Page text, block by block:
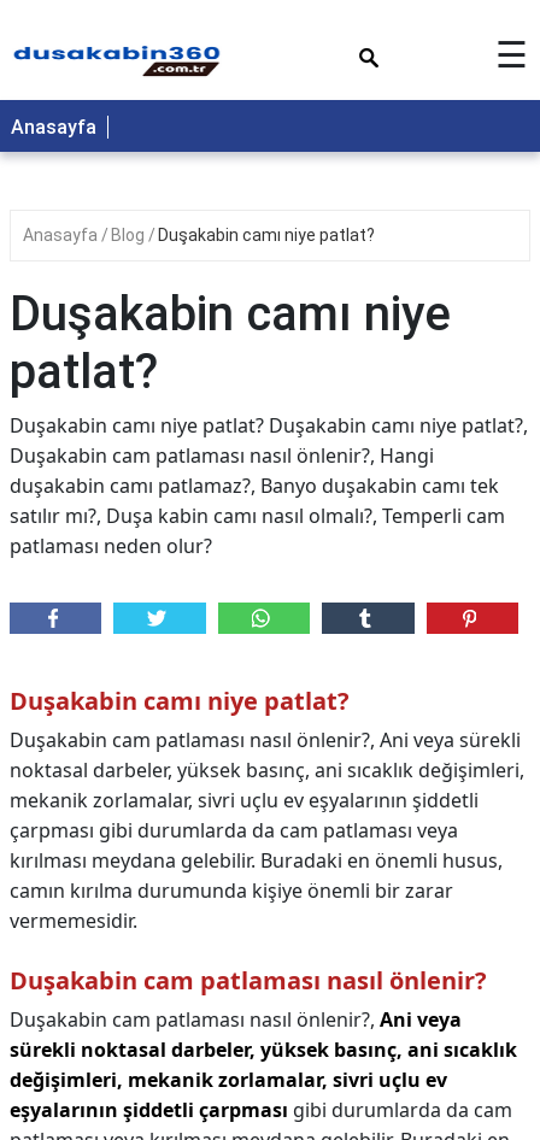
☰
Anasayfa
Anasayfa Blog Duşakabin camı niye patlat?
Duşakabin camı niye
patlat?
Duşakabin camı niye patlat? Duşakabin camı niye patlat?,
Duşakabin cam patlaması nasıl önlenir?, Hangi
duşakabin camı patlamaz?, Banyo duşakabin camı tek
satılır mı?, Duşa kabin camı nasıl olmalı?, Temperli cam
patlaması neden olur?
Duşakabin camı niye patlat?
Duşakabin cam patlaması nasıl önlenir?, Ani veya sürekli
noktasal darbeler, yüksek basınç, ani sıcaklık değişimleri,
mekanik zorlamalar, sivri uçlu ev eşyalarının şiddetli
çarpması gibi durumlarda da cam patlaması veya
kırılması meydana gelebilir. Buradaki en önemli husus,
camın kırılma durumunda kişiye önemli bir zarar
vermemesidir.
Duşakabin cam patlaması nasıl önlenir?
Duşakabin cam patlaması nasıl önlenir?, Ani veya
sürekli noktasal darbeler, yüksek basınç, ani sıcaklık
değişimleri, mekanik zorlamalar, sivri uçlu ev
eşyalarının şiddetli çarpması gibi durumlarda da cam